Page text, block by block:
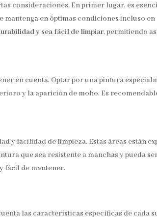
consideraciones. En primer lugar, es
mantenga en óptimas condiciones incluso en
y sea fácil de limpiar, permitiendo
en cuenta. Optar por una pintura
y la aparición de moho. Es
y facilidad de limpieza. Estas áreas están
que sea resistente a manchas y pueda
fácil de mantener.
las características específicas de cada